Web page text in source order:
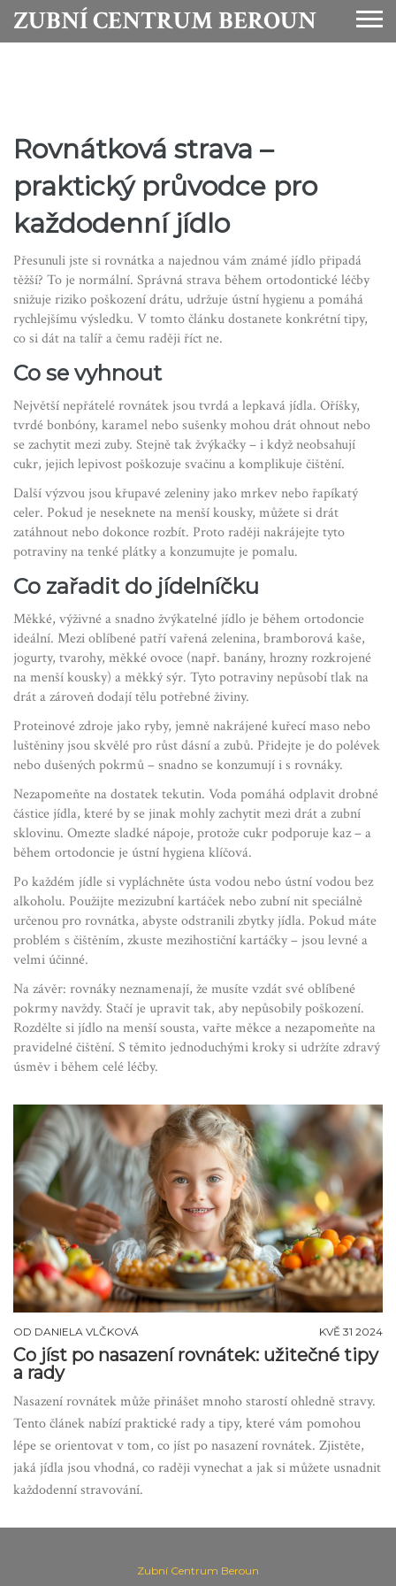
ZUBNÍ CENTRUM BEROUN
Rovnátková strava –
praktický průvodce pro
každodenní jídlo
Přesunuli jste si rovnátka a najednou vám známé jídlo připadá
těžší? To je normální. Správná strava během ortodontické léčby
snižuje riziko poškození drátu, udržuje ústní hygienu a pomáhá
rychlejšímu výsledku. V tomto článku dostanete konkrétní tipy,
co si dát na talíř a čemu raději říct ne.
Co se vyhnout
Největší nepřátelé rovnátek jsou tvrdá a lepkavá jídla. Oříšky,
tvrdé bonbóny, karamel nebo sušenky mohou drát ohnout nebo
se zachytit mezi zuby. Stejně tak žvýkačky – i když neobsahují
cukr, jejich lepivost poškozuje svačinu a komplikuje čištění.
Další výzvou jsou křupavé zeleniny jako mrkev nebo řapíkatý
celer. Pokud je neseknete na menší kousky, můžete si drát
zatáhnout nebo dokonce rozbít. Proto raději nakrájejte tyto
potraviny na tenké plátky a konzumujte je pomalu.
Co zařadit do jídelníčku
Měkké, výživné a snadno žvýkatelné jídlo je během ortodoncie
ideální. Mezi oblíbené patří vařená zelenina, bramborová kaše,
jogurty, tvarohy, měkké ovoce (např. banány, hrozny rozkrojené
na menší kousky) a měkký sýr. Tyto potraviny nepůsobí tlak na
drát a zároveň dodají tělu potřebné živiny.
Proteinové zdroje jako ryby, jemně nakrájené kuřecí maso nebo
luštěniny jsou skvělé pro růst dásní a zubů. Přidejte je do polévek
nebo dušených pokrmů – snadno se konzumují i s rovnáky.
Nezapomeňte na dostatek tekutin. Voda pomáhá odplavit drobné
částice jídla, které by se jinak mohly zachytit mezi drát a zubní
sklovinu. Omezte sladké nápoje, protože cukr podporuje kaz – a
během ortodoncie je ústní hygiena klíčová.
Po každém jídle si vypláchněte ústa vodou nebo ústní vodou bez
alkoholu. Použijte mezizubní kartáček nebo zubní nit speciálně
určenou pro rovnátka, abyste odstranili zbytky jídla. Pokud máte
problém s čištěním, zkuste mezihostiční kartáčky – jsou levné a
velmi účinné.
Na závěr: rovnáky neznamenají, že musíte vzdát své oblíbené
pokrmy navždy. Stačí je upravit tak, aby nepůsobily poškození.
Rozdělte si jídlo na menší sousta, vařte měkce a nezapomeňte na
pravidelné čištění. S těmito jednoduchými kroky si udržíte zdravý
úsměv i během celé léčby.
OD DANIELA VLČKOVÁ KVĚ 31 2024
Co jíst po nasazení rovnátek: užitečné tipy
a rady
Nasazení rovnátek může přinášet mnoho starostí ohledně stravy.
Tento článek nabízí praktické rady a tipy, které vám pomohou
lépe se orientovat v tom, co jíst po nasazení rovnátek. Zjistěte,
jaká jídla jsou vhodná, co raději vynechat a jak si můžete usnadnit
každodenní stravování.
Zubní Centrum Beroun